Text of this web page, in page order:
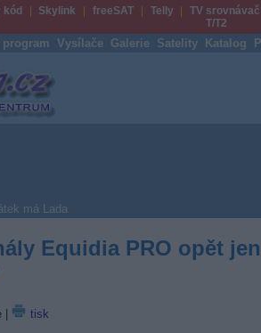
kód Skylink freeSAT Telly
TV srovnávač
T/T2
program Vysílače Galerie Satelity Katalog
má Lada
Equidia PRO opět jen
| tisk